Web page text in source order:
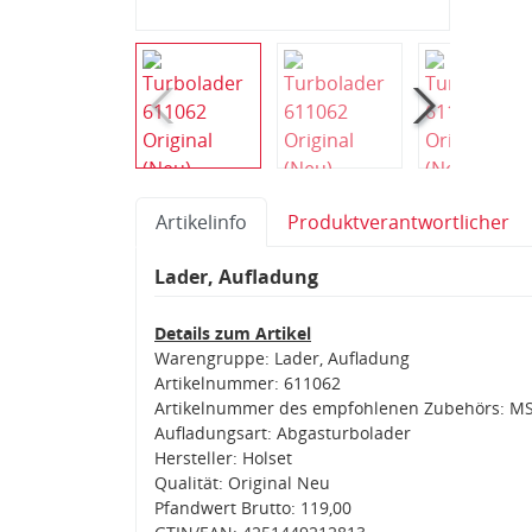
Artikelinfo Produktverantwortlicher
Lader, Aufladung
Details zum Artikel
Warengruppe: Lader, Aufladung
Artikelnummer: 611062
Artikelnummer des empfohlenen Zubehörs:
Aufladungsart: Abgasturbolader
Hersteller: Holset
Qualität: Original Neu
Pfandwert Brutto: 119,00